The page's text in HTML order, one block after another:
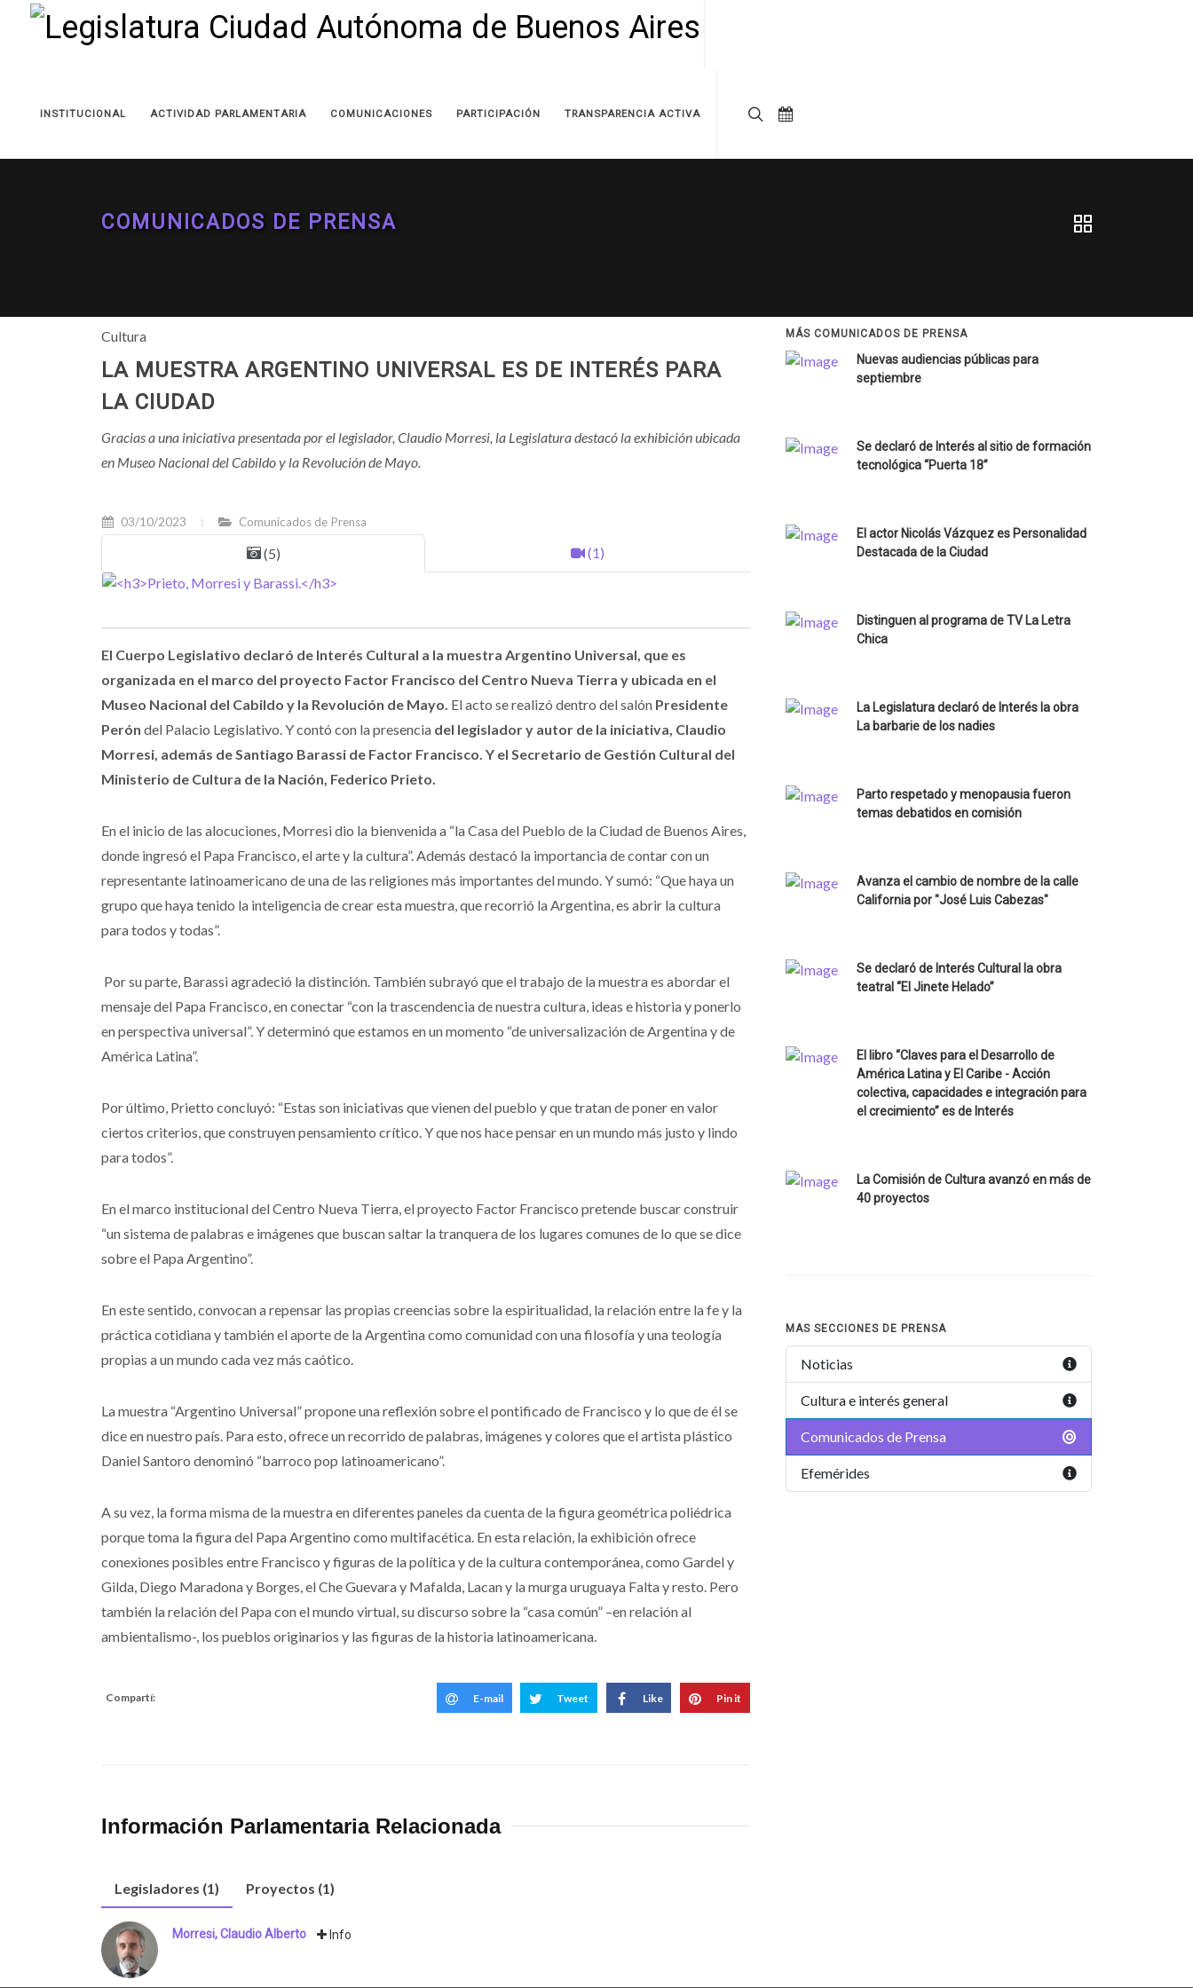
INSTITUCIONAL ACTIVIDAD PARLAMENTARIA COMUNICACIONES PARTICIPACIÓN TRANSPARENCIA ACTIVA
COMUNICADOS DE PRENSA
Cultura
LA MUESTRA ARGENTINO UNIVERSAL ES DE INTERÉS PARA
LA CIUDAD
Gracias a una iniciativa presentada por el legislador, Claudio Morresi, la Legislatura destacó la exhibición ubicada
en Museo Nacional del Cabildo y la Revolución de Mayo.
03/10/2023 Comunicados de Prensa
(5) (1)
El Cuerpo Legislativo declaró de Interés Cultural a la muestra Argentino Universal, que es
organizada en el marco del proyecto Factor Francisco del Centro Nueva Tierra y ubicada en el
Museo Nacional del Cabildo y la Revolución de Mayo. El acto se realizó dentro del salón Presidente
Perón del Palacio Legislativo. Y contó con la presencia del legislador y autor de la iniciativa, Claudio
Morresi, además de Santiago Barassi de Factor Francisco. Y el Secretario de Gestión Cultural del
Ministerio de Cultura de la Nación, Federico Prieto.
En el inicio de las alocuciones, Morresi dio la bienvenida a “la Casa del Pueblo de la Ciudad de Buenos Aires,
donde ingresó el Papa Francisco, el arte y la cultura”. Además destacó la importancia de contar con un
representante latinoamericano de una de las religiones más importantes del mundo. Y sumó: “Que haya un
grupo que haya tenido la inteligencia de crear esta muestra, que recorrió la Argentina, es abrir la cultura
para todos y todas”.
Por su parte, Barassi agradeció la distinción. También subrayó que el trabajo de la muestra es abordar el
mensaje del Papa Francisco, en conectar “con la trascendencia de nuestra cultura, ideas e historia y ponerlo
en perspectiva universal”. Y determinó que estamos en un momento “de universalización de Argentina y de
América Latina”.
Por último, Prietto concluyó: “Estas son iniciativas que vienen del pueblo y que tratan de poner en valor
ciertos criterios, que construyen pensamiento crítico. Y que nos hace pensar en un mundo más justo y lindo
para todos”.
En el marco institucional del Centro Nueva Tierra, el proyecto Factor Francisco pretende buscar construir
“un sistema de palabras e imágenes que buscan saltar la tranquera de los lugares comunes de lo que se dice
sobre el Papa Argentino”.
En este sentido, convocan a repensar las propias creencias sobre la espiritualidad, la relación entre la fe y la
práctica cotidiana y también el aporte de la Argentina como comunidad con una filosofía y una teología
propias a un mundo cada vez más caótico.
La muestra “Argentino Universal” propone una reflexión sobre el pontificado de Francisco y lo que de él se
dice en nuestro país. Para esto, ofrece un recorrido de palabras, imágenes y colores que el artista plástico
Daniel Santoro denominó “barroco pop latinoamericano”.
A su vez, la forma misma de la muestra en diferentes paneles da cuenta de la figura geométrica poliédrica
porque toma la figura del Papa Argentino como multifacética. En esta relación, la exhibición ofrece
conexiones posibles entre Francisco y figuras de la política y de la cultura contemporánea, como Gardel y
Gilda, Diego Maradona y Borges, el Che Guevara y Mafalda, Lacan y la murga uruguaya Falta y resto. Pero
también la relación del Papa con el mundo virtual, su discurso sobre la “casa común” –en relación al
ambientalismo-, los pueblos originarios y las figuras de la historia latinoamericana.
Compartí: E-mail Tweet Like Pin it
Información Parlamentaria Relacionada
Legisladores (1) Proyectos (1)
Morresi, Claudio Alberto Info
MÁS COMUNICADOS DE PRENSA
Nuevas audiencias públicas para
septiembre
Se declaró de Interés al sitio de formación
tecnológica “Puerta 18”
El actor Nicolás Vázquez es Personalidad
Destacada de la Ciudad
Distinguen al programa de TV La Letra
Chica
La Legislatura declaró de Interés la obra
La barbarie de los nadies
Parto respetado y menopausia fueron
temas debatidos en comisión
Avanza el cambio de nombre de la calle
California por "José Luis Cabezas"
Se declaró de Interés Cultural la obra
teatral “El Jinete Helado”
El libro “Claves para el Desarrollo de
América Latina y El Caribe - Acción
colectiva, capacidades e integración para
el crecimiento” es de Interés
La Comisión de Cultura avanzó en más de
40 proyectos
MAS SECCIONES DE PRENSA
Noticias
Cultura e interés general
Comunicados de Prensa
Efemérides